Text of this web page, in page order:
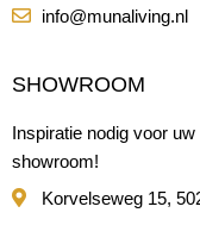
info@munaliving.nl
SHOWROOM
Inspiratie nodig voor
showroom!
Korvelseweg 15,